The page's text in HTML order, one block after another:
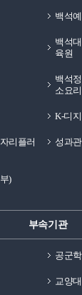
백석
백석
육원
백석
소요
K-디
리플러
성과
)
부속기관
공군
교양